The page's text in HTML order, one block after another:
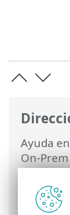
Ayuda
On-Prem
On-Prem
principal
informe